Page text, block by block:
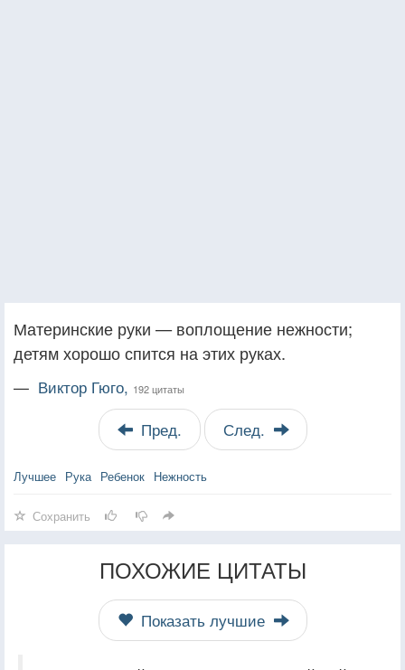
Материнские руки — воплощение нежности;
детям хорошо спится на этих руках.
— Виктор Гюго, 192 цитаты
Пред. След.
Лучшее Рука Ребенок Нежность
Сохранить
ПОХОЖИЕ ЦИТАТЫ
Показать лучшие